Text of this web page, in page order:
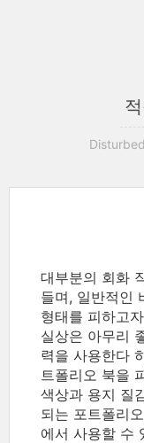
대부분의 회화
들며, 일반적인
형태를 피하고
실상은 아무리
력을 사용한다
트폴리오 북을
색상과 용지 질
되는 포트폴리
에서 사용할 수